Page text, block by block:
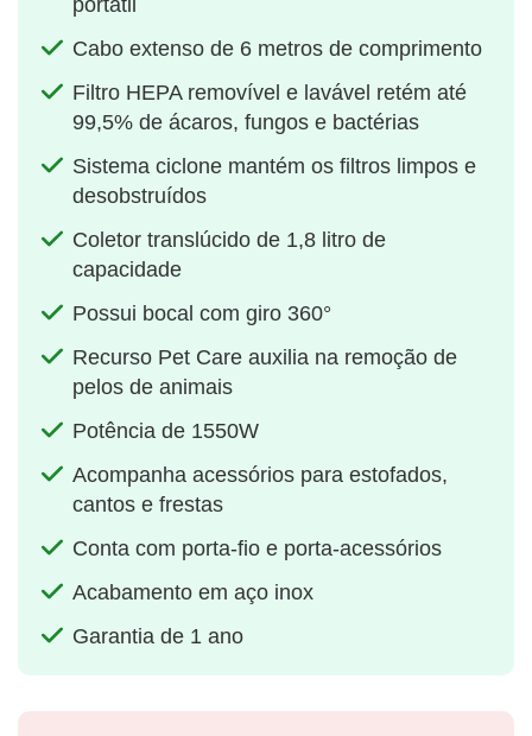
Cabo extenso de 6 metros de comprimento
Filtro HEPA removível e lavável retém até
99,5% de ácaros, fungos e bactérias
Sistema ciclone mantém os filtros limpos e
desobstruídos
Coletor translúcido de 1,8 litro de
capacidade
Possui bocal com giro 360°
Recurso Pet Care auxilia na remoção de
pelos de animais
Potência de 1550W
Acompanha acessórios para estofados,
cantos e frestas
Conta com porta-fio e porta-acessórios
Acabamento em aço inox
Garantia de 1 ano